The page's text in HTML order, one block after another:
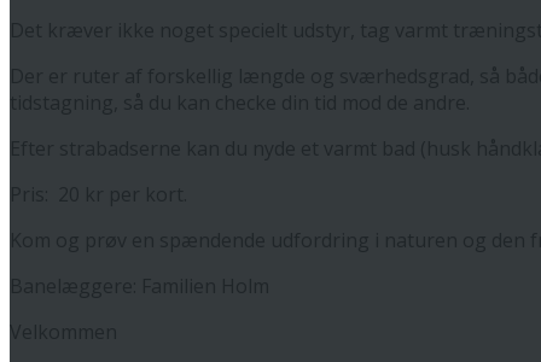
Det kræver ikke noget specielt udstyr, tag varmt
Der er ruter af forskellig længde og sværhedsgrad, så
Efter strabadserne kan du nyde et varmt bad (husk
Kom og prøv en spændende udfordring i naturen og den